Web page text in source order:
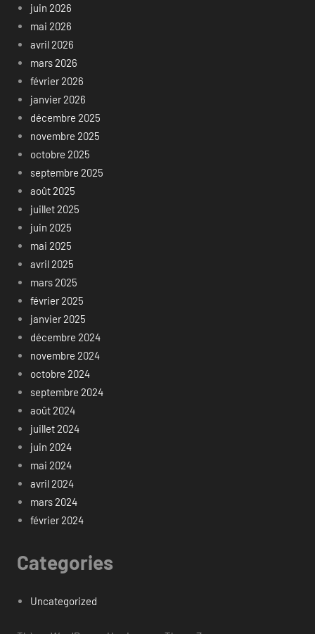
juin 2026
mai 2026
avril 2026
mars 2026
février 2026
janvier 2026
décembre 2025
novembre 2025
octobre 2025
septembre 2025
août 2025
juillet 2025
juin 2025
mai 2025
avril 2025
mars 2025
février 2025
janvier 2025
décembre 2024
novembre 2024
octobre 2024
septembre 2024
août 2024
juillet 2024
juin 2024
mai 2024
avril 2024
mars 2024
février 2024
Categories
Uncategorized